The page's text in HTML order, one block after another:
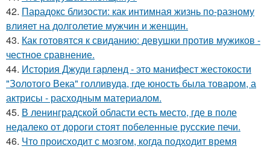
42. Парадокс близости: как интимная жизнь по-разному
влияет на долголетие мужчин и женщин.
43. Как готовятся к свиданию: девушки против мужиков -
честное сравнение.
44. История Джуди гарленд - это манифест жестокости
"Золотого Века" голливуда, где юность была товаром, а
актрисы - расходным материалом.
45. В ленинградской области есть место, где в поле
недалеко от дороги стоят побеленные русские печи.
46. Что происходит с мозгом, когда подходит время